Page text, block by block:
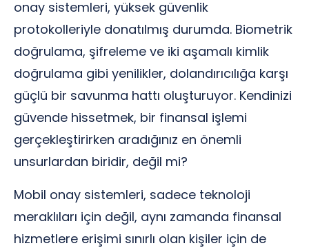
onay sistemleri, yüksek güvenlik
protokolleriyle donatılmış durumda. Biometrik
doğrulama, şifreleme ve iki aşamalı kimlik
doğrulama gibi yenilikler, dolandırıcılığa karşı
güçlü bir savunma hattı oluşturuyor. Kendinizi
güvende hissetmek, bir finansal işlemi
gerçekleştirirken aradığınız en önemli
unsurlardan biridir, değil mi?
Mobil onay sistemleri, sadece teknoloji
meraklıları için değil, aynı zamanda finansal
hizmetlere erişimi sınırlı olan kişiler için de